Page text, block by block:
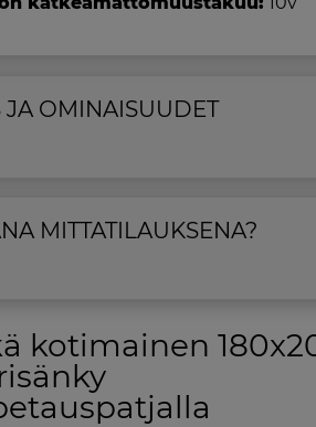
JA OMINAISUUDET
MITTATILAUKSENA?
kotimainen